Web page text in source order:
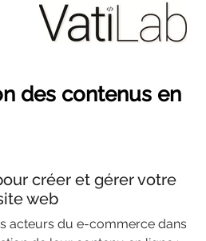
des contenus en
créer et gérer votre
web
acteurs du e-commerce dans